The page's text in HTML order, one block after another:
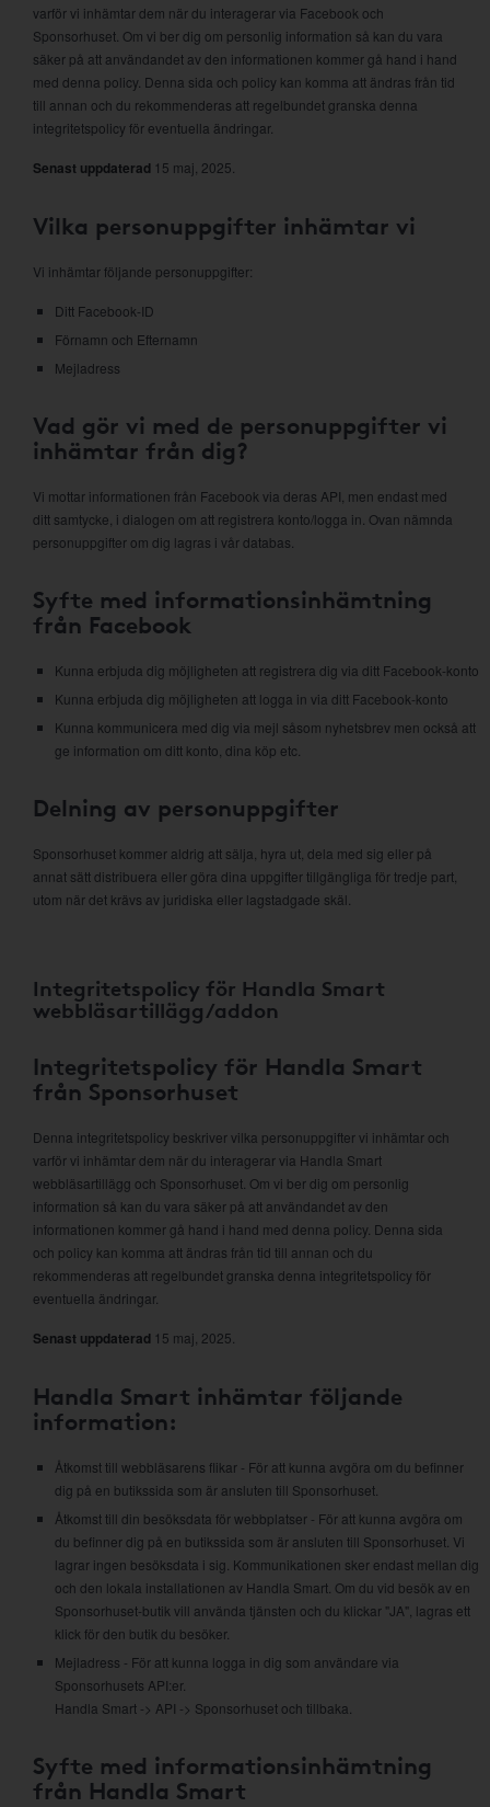
varför vi inhämtar dem när du interagerar via Facebook och
Sponsorhuset. Om vi ber dig om personlig information så kan du vara
säker på att användandet av den informationen kommer gå hand i hand
med denna policy. Denna sida och policy kan komma att ändras från tid
till annan och du rekommenderas att regelbundet granska denna
integritetspolicy för eventuella ändringar.
Senast uppdaterad 15 maj, 2025.
Vilka personuppgifter inhämtar vi
Vi inhämtar följande personuppgifter:
Ditt Facebook-ID
Förnamn och Efternamn
Mejladress
Vad gör vi med de personuppgifter vi
inhämtar från dig?
Vi mottar informationen från Facebook via deras API, men endast med
ditt samtycke, i dialogen om att registrera konto/logga in. Ovan nämnda
personuppgifter om dig lagras i vår databas.
Syfte med informationsinhämtning
från Facebook
Kunna erbjuda dig möjligheten att registrera dig via ditt Facebook-konto
Kunna erbjuda dig möjligheten att logga in via ditt Facebook-konto
Kunna kommunicera med dig via mejl såsom nyhetsbrev men också att
ge information om ditt konto, dina köp etc.
Delning av personuppgifter
Sponsorhuset kommer aldrig att sälja, hyra ut, dela med sig eller på
annat sätt distribuera eller göra dina uppgifter tillgängliga för tredje part,
utom när det krävs av juridiska eller lagstadgade skäl.
Integritetspolicy för Handla Smart
webbläsartillägg/addon
Integritetspolicy för Handla Smart
från Sponsorhuset
Denna integritetspolicy beskriver vilka personuppgifter vi inhämtar och
varför vi inhämtar dem när du interagerar via Handla Smart
webbläsartillägg och Sponsorhuset. Om vi ber dig om personlig
information så kan du vara säker på att användandet av den
informationen kommer gå hand i hand med denna policy. Denna sida
och policy kan komma att ändras från tid till annan och du
rekommenderas att regelbundet granska denna integritetspolicy för
eventuella ändringar.
Senast uppdaterad 15 maj, 2025.
Handla Smart inhämtar följande
information:
Åtkomst till webbläsarens flikar - För att kunna avgöra om du befinner
dig på en butikssida som är ansluten till Sponsorhuset.
Åtkomst till din besöksdata för webbplatser - För att kunna avgöra om
du befinner dig på en butikssida som är ansluten till Sponsorhuset. Vi
lagrar ingen besöksdata i sig. Kommunikationen sker endast mellan dig
och den lokala installationen av Handla Smart. Om du vid besök av en
Sponsorhuset-butik vill använda tjänsten och du klickar "JA", lagras ett
klick för den butik du besöker.
Mejladress - För att kunna logga in dig som användare via
Sponsorhusets API:er.
Handla Smart -> API -> Sponsorhuset och tillbaka.
Syfte med informationsinhämtning
från Handla Smart